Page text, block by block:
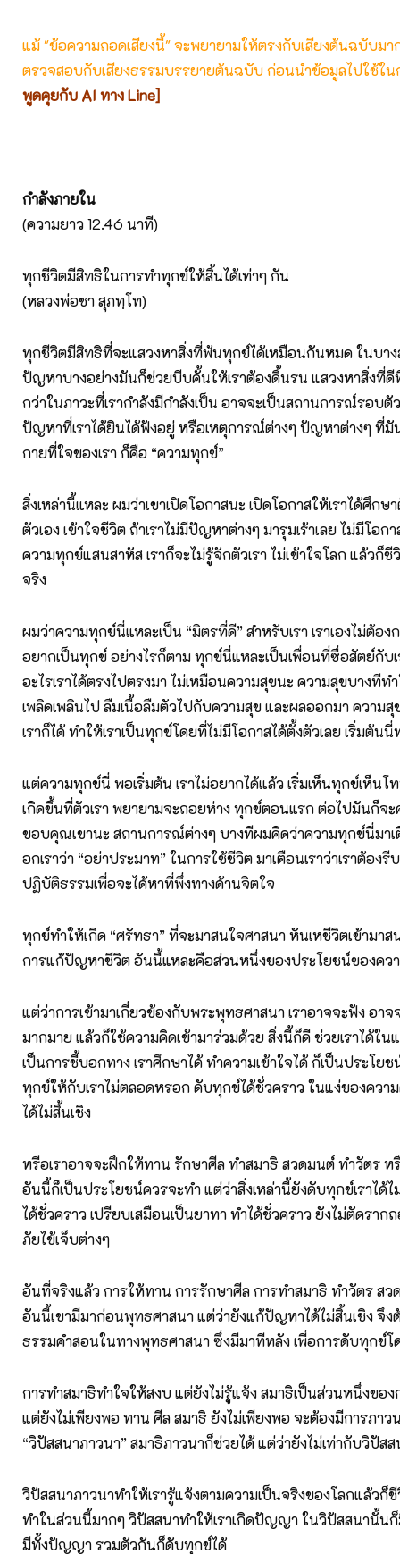
แม้ "ข้อความถอดเสียงนี้" จะพยายามให้ตรงกับเสียงต้นฉบับม
ตรวจสอบกับเสียงธรรมบรรยายต้นฉบับ ก่อนนำข้อมูลไปใช้ใน
พูดคุยกับ AI ทาง Line]
กำลังภายใน
(ความยาว 12.46 นาที)
ทุกชีวิตมีสิทธิในการทำทุกข์ให้สิ้นได้เท่าๆ กัน
(หลวงพ่อชา สุภทฺโท)
ทุกชีวิตมีสิทธิที่จะแสวงหาสิ่งที่พ้นทุกข์ได้เหมือนกันหมด ในบา
ปัญหาบางอย่างมันก็ช่วยบีบคั้นให้เราต้องดิ้นรน แสวงหาสิ่งที่
กว่าในภาวะที่เรากำลังมีกำลังเป็น อาจจะเป็นสถานการณ์รอบตั
ปัญหาที่เราได้ยินได้ฟังอยู่ หรือเหตุการณ์ต่างๆ ปัญหาต่างๆ ที่มั
กายที่ใจของเรา ก็คือ “ความทุกข์”
สิ่งเหล่านี้แหละ ผมว่าเขาเปิดโอกาสนะ เปิดโอกาสให้เราได้ศึกษา
ตัวเอง เข้าใจชีวิต ถ้าเราไม่มีปัญหาต่างๆ มารุมเร้าเลย ไม่มีโอ
ความทุกข์แสนสาหัส เราก็จะไม่รู้จักตัวเรา ไม่เข้าใจโลก แล้วก็
จริง
ผมว่าความทุกข์นี่แหละเป็น “มิตรที่ดี” สำหรับเรา เราเองไม่ต้อง
อยากเป็นทุกข์ อย่างไรก็ตาม ทุกข์นี่แหละเป็นเพื่อนที่ซื่อสัตย์กับเ
อะไรเราได้ตรงไปตรงมา ไม่เหมือนความสุขนะ ความสุขบางทีทำ
เพลิดเพลินไป ลืมเนื้อลืมตัวไปกับความสุข และผลออกมา ความ
เราก็ได้ ทำให้เราเป็นทุกข์โดยที่ไม่มีโอกาสได้ตั้งตัวเลย เริ่มต้นนี่
แต่ความทุกข์นี่ พอเริ่มต้น เราไม่อยากได้แล้ว เริ่มเห็นทุกข์เห็น
เกิดขึ้นที่ตัวเรา พยายามจะถอยห่าง ทุกข์ตอนแรก ต่อไปมันก็จะ
ขอบคุณเขานะ สถานการณ์ต่างๆ บางทีผมคิดว่าความทุกข์นี่มาเ
อกเราว่า “อย่าประมาท” ในการใช้ชีวิต มาเตือนเราว่าเราต้อ
ปฏิบัติธรรมเพื่อจะได้หาที่พึ่งทางด้านจิตใจ
ทุกข์ทำให้เกิด “ศรัทธา” ที่จะมาสนใจศาสนา หันเหชีวิตเข้ามาส
การแก้ปัญหาชีวิต อันนี้แหละคือส่วนหนึ่งของประโยชน์ของคว
แต่ว่าการเข้ามาเกี่ยวข้องกับพระพุทธศาสนา เราอาจจะฟัง อาจ
มากมาย แล้วก็ใช้ความคิดเข้ามาร่วมด้วย สิ่งนี้ก็ดี ช่วยเราได้ใน
เป็นการชี้บอกทาง เราศึกษาได้ ทำความเข้าใจได้ ก็เป็นประโย
ทุกข์ให้กับเราไม่ตลอดหรอก ดับทุกข์ได้ชั่วคราว ในแง่ของคว
ได้ไม่สิ้นเชิง
หรือเราอาจจะฝึกให้ทาน รักษาศีล ทำสมาธิ สวดมนต์ ทำวัตร ห
อันนี้ก็เป็นประโยชน์ควรจะทำ แต่ว่าสิ่งเหล่านี้ยังดับทุกข์เราได้
ได้ชั่วคราว เปรียบเสมือนเป็นยาทา ทำได้ชั่วคราว ยังไม่ตัดราก
ภัยไข้เจ็บต่างๆ
อันที่จริงแล้ว การให้ทาน การรักษาศีล การทำสมาธิ ทำวัตร สว
อันนี้เขามีมาก่อนพุทธศาสนา แต่ว่ายังแก้ปัญหาได้ไม่สิ้นเชิง จึง
ธรรมคำสอนในทางพุทธศาสนา ซึ่งมีมาทีหลัง เพื่อการดับทุกข์โ
การทำสมาธิทำใจให้สงบ แต่ยังไม่รู้แจ้ง สมาธิเป็นส่วนหนึ่งของ
แต่ยังไม่เพียงพอ ทาน ศีล สมาธิ ยังไม่เพียงพอ จะต้องมีการภาว
“วิปัสสนาภาวนา” สมาธิภาวนาก็ช่วยได้ แต่ว่ายังไม่เท่ากับวิปัส
วิปัสสนาภาวนาทำให้เรารู้แจ้งตามความเป็นจริงของโลกแล้วก็ชี
ทำในส่วนนี้มากๆ วิปัสสนาทำให้เราเกิดปัญญา ในวิปัสสนานั้น
มีทั้งปัญญา รวมตัวกันก็ดับทุกข์ได้